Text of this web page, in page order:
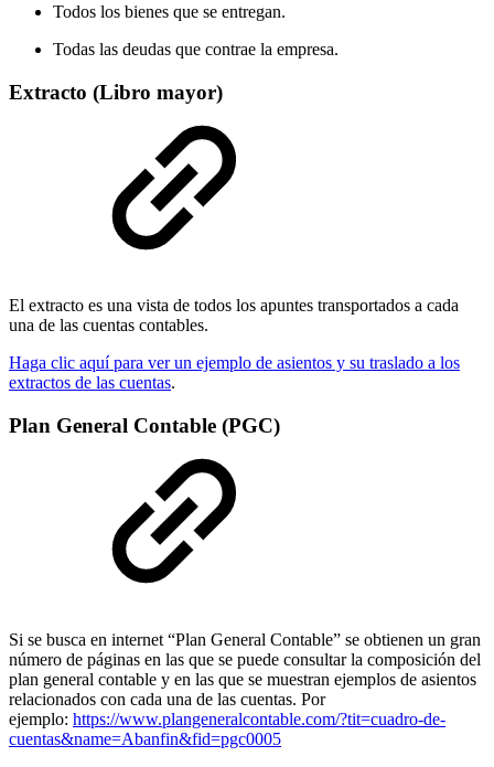
Todos los bienes que se entregan.
Todas las deudas que contrae la empresa.
Extracto (Libro mayor)
El extracto es una vista de todos los apuntes transportados a cada
una de las cuentas contables.
Haga clic aquí para ver un ejemplo de asientos y su traslado a los
extractos de las cuentas.
Plan General Contable (PGC)
Si se busca en internet “Plan General Contable” se obtienen un gran
número de páginas en las que se puede consultar la composición del
plan general contable y en las que se muestran ejemplos de asientos
relacionados con cada una de las cuentas. Por
ejemplo: https://www.plangeneralcontable.com/?tit=cuadro-de-
cuentas&name=Abanfin&fid=pgc0005